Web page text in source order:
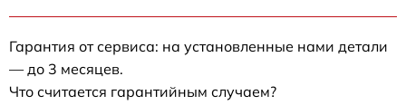
Гарантия от сервиса: на установленные нами детали
— до 3 месяцев.
Что считается гарантийным случаем?